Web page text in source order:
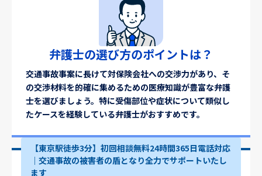
弁護士の選び方のポイントは？
交通事故事案に長けて対保険会社への交渉力があり、そ
の交渉材料を的確に集めるための医療知識が豊富な弁護
士を選びましょう。特に受傷部位や症状について類似し
たケースを経験している弁護士がおすすめです。
【東京駅徒歩3分】初回相談無料24時間365日電話対応
｜交通事故の被害者の盾となり全力でサポートいたし
ます